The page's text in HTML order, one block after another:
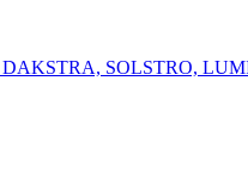
SOLSTRO,